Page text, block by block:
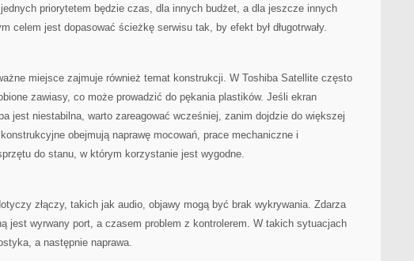
priorytetem będzie czas, dla innych budżet, a dla jeszcze innych
celem jest dopasować ścieżkę serwisu tak, by efekt był długotrwały.
miejsce zajmuje również temat konstrukcji. W Toshiba Satellite często
zawiasy, co może prowadzić do pękania plastików. Jeśli ekran
jest niestabilna, warto zareagować wcześniej, zanim dojdzie do większej
obejmują naprawę mocowań, prace mechaniczne i
do stanu, w którym korzystanie jest wygodne.
złączy, takich jak audio, objawy mogą być brak wykrywania. Zdarza
jest wyrwany port, a czasem problem z kontrolerem. W takich sytuacjach
a następnie naprawa.